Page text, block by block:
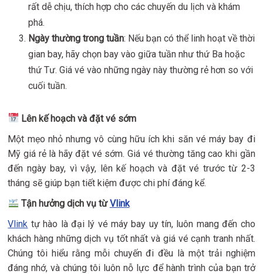
rất dễ chịu, thích hợp cho các chuyến du lịch và khám
phá.
Ngày thường trong tuần: Nếu bạn có thể linh hoạt về thời
gian bay, hãy chọn bay vào giữa tuần như thứ Ba hoặc
thứ Tư. Giá vé vào những ngày này thường rẻ hơn so với
cuối tuần.
Lên kế hoạch và đặt vé sớm
Một mẹo nhỏ nhưng vô cùng hữu ích khi săn vé máy bay đi
Mỹ giá rẻ là hãy đặt vé sớm. Giá vé thường tăng cao khi gần
đến ngày bay, vì vậy, lên kế hoạch và đặt vé trước từ 2-3
tháng sẽ giúp bạn tiết kiệm được chi phí đáng kể.
Tận hưởng dịch vụ từVlink
Vlink tự hào là đại lý vé máy bay uy tín, luôn mang đến cho
khách hàng những dịch vụ tốt nhất và giá vé cạnh tranh nhất.
Chúng tôi hiểu rằng mỗi chuyến đi đều là một trải nghiệm
đáng nhớ, và chúng tôi luôn nỗ lực để hành trình của bạn trở